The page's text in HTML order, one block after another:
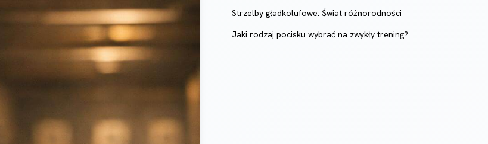
Strzelby gładkolufowe: Świat różnorodności
Jaki rodzaj pocisku wybrać na zwykły trening?